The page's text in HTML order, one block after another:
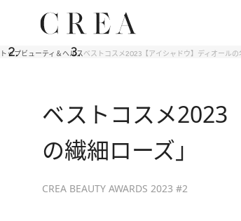
トップビューティ＆ヘルスベストコスメ2023【アイシャドウ】ディオール
ベストコスメ2023
の繊細ローズ」
CREA BEAUTY AWARDS 2023 #2